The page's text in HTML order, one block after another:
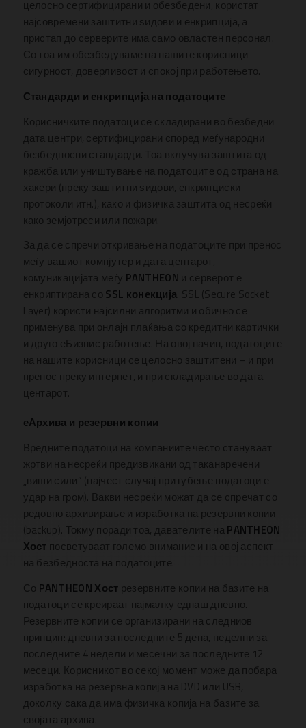
целосно сертифицирани и обезбедени, користат
најсовремени заштитни ѕидови и енкрипција, а
пристап до серверите има само овластен персонал.
Со тоа им обезбедуваме на нашите корисници
сигурност, доверливост и спокој при работењето.
Стандарди и енкрипција на податоците
Корисничките податоци се складирани во безбедни
дата центри, сертифицирани според меѓународни
безбедносни стандарди. Тоа вклучува заштита од
кражба или уништување на податоците од страна на
хакери (преку заштитни ѕидови, енкрипциски
протоколи итн.), како и физичка заштита од несреќи
како земјотреси или пожари.
За да се спречи откривање на податоците при пренос
меѓу вашиот компјутер и дата центарот,
комуникацијата меѓу PANTHEON и серверот е
енкриптирана со SSL конекција. SSL (Secure Socket
Layer) користи најсилни алгоритми и обично се
применува при онлајн плаќања со кредитни картички
и друго еБизнис работење. На овој начин, податоците
на нашите корисници се целосно заштитени – и при
пренос преку интернет, и при складирање во дата
центарот.
еАрхива и резервни копии
Вредните податоци на компаниите често стануваат
жртви на несреќи предизвикани од таканаречени
„виши сили“ (најчест случај при губење податоци е
удар на гром). Вакви несреќи можат да се спречат со
редовно архивирање и изработка на резервни копии
(backup). Токму поради тоа, давателите наPANTHEON
Хост посветуваат големо внимание и на овој аспект
на безбедноста на податоците.
Со PANTHEON Хост резервните копии на базите на
податоци се креираат најмалку еднаш дневно.
Резервните копии се организирани на следниов
принцип: дневни за последните 5 дена, неделни за
последните 4 недели и месечни за последните 12
месеци. Корисникот во секој момент може да побара
изработка на резервна копија на DVD или USB,
доколку сака да има физичка копија на базите за
својата архива.